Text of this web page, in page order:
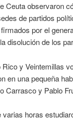
Ceuta observaron
de partidos
por el
disolución de los
Rico y Veintemillas
en una pequeña
Carrasco y Pablo
varias horas